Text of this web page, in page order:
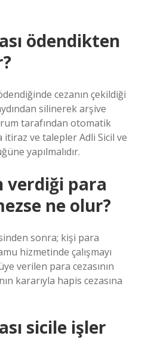
ödendikten
cezanın çekildiği
silinerek arşive
tarafından otomatik
itiraz ve talepler Adli Sicil ve
yapılmalıdır.
verdiği para
ne olur?
sonra; kişi para
hizmetinde çalışmayı
verilen para cezasının
kararıyla hapis cezasına
sicile işler